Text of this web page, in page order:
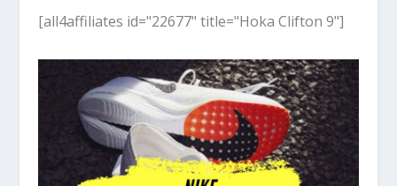
[all4affiliates id="22677" title="Hoka Clifton 9"]